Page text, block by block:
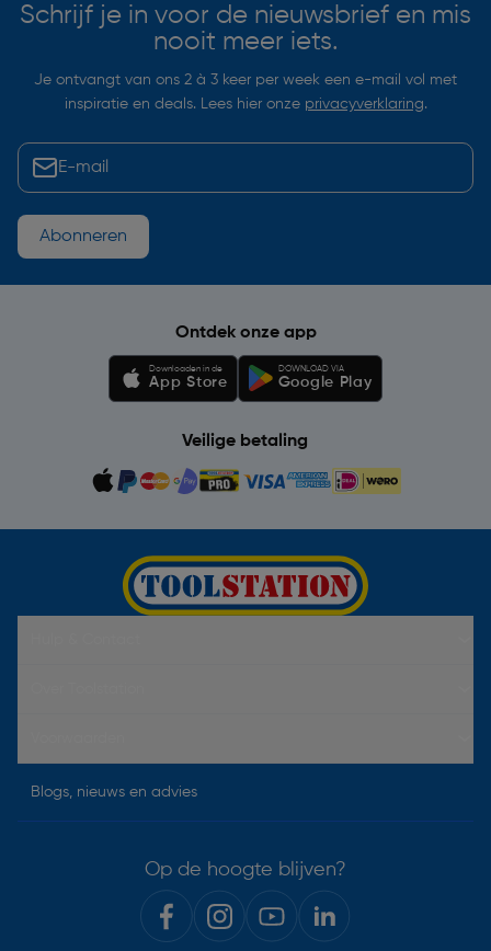
Schrijf je in voor de nieuwsbrief en mis
nooit meer iets.
Je ontvangt van ons 2 à 3 keer per week een e-mail vol met
inspiratie en deals. Lees hier onze privacyverklaring.
Abonneren
Ontdek onze app
Downloaden in de
App Store
DOWNLOAD VIA
Google Play
Veilige betaling
Blogs, nieuws en advies
Op de hoogte blijven?